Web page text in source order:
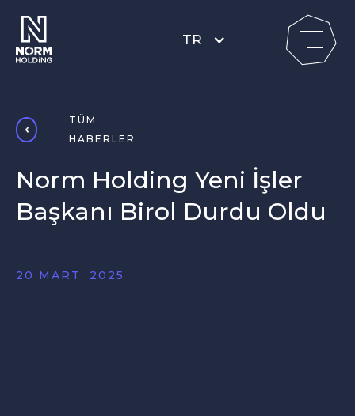
TR
TÜM
HABERLER
Norm Holding Yeni İşler
Başkanı Birol Durdu Oldu
20 MART, 2025